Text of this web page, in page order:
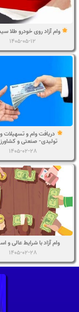
وام آزاد روی خودرو طلا
1405-05-12
دریافت وام و تسهیلات
تولیدی- صنعتی و
1405-02-28
وام آزاد با شرایط عالی و
1405-02-28